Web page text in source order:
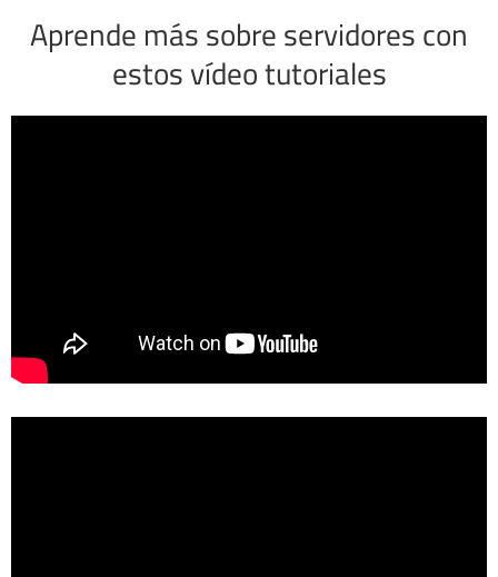
Aprende más sobre servidores con
estos vídeo tutoriales